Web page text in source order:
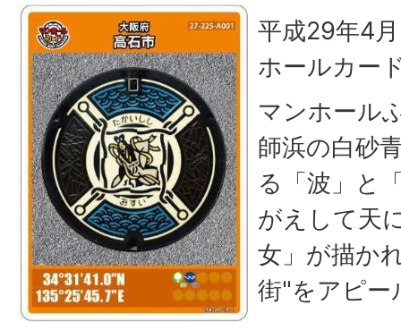
平成29年4
ホールカー
マンホール
師浜の白砂
る「波」と
がえして天
女」が描か
街"をアピー